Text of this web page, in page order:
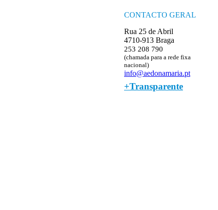
CONTACTO GERAL
Rua 25 de Abril
4710-913 Braga
253 208 790
(chamada para a rede fixa
nacional)
info@aedonamaria.pt
+Transparente